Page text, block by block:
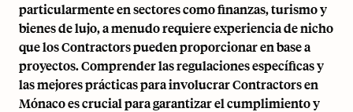
particularmente en sectores como finanzas, turismo y
bienes de lujo, a menudo requiere experiencia de nicho
que los Contractors pueden proporcionar en base a
proyectos. Comprender las regulaciones específicas y
las mejores prácticas para involucrar Contractors en
Mónaco es crucial para garantizar el cumplimiento y